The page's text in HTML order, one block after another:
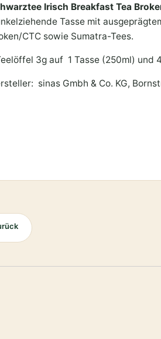
Irisch Breakfast Tea
Tasse mit
CTC sowie Sumatra-Tees.
3g auf 1 Tasse (250ml) und
sinas Gmbh & Co. KG,